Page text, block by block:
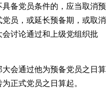
备党员条件的，应当取消预
员，或延长预备期，或取消
讨论通过和上级党组织批
会通过他为预备党员之日算
正式党员之日算起。